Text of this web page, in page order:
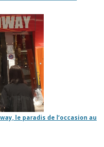
le paradis de l’occasion au